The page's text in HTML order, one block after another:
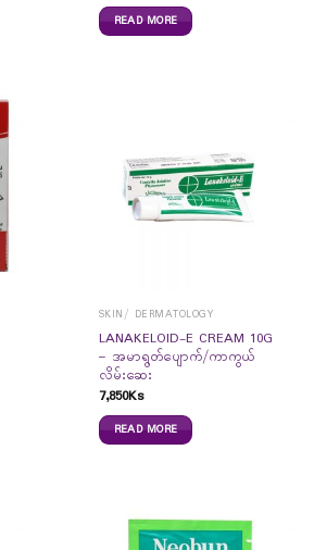
READ MORE
SKIN/ DERMATOLOGY
LANAKELOID-E CREAM 10G
– အမာရွတ်ပျောက်/ကာကွယ်
လိမ်းဆေး
7,850Ks
READ MORE